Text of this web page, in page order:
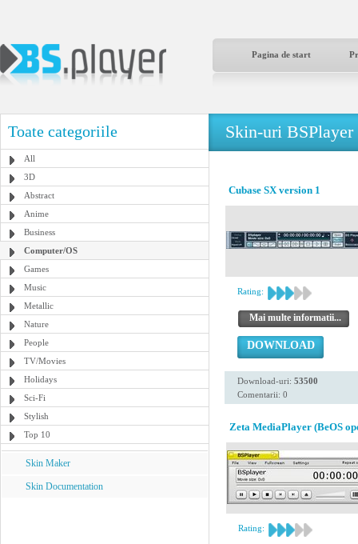
Pagina de start
Toate categoriile
All
3D
Abstract
Anime
Business
Computer/OS
Games
Music
Metallic
Nature
People
TV/Movies
Holidays
Sci-Fi
Stylish
Top 10
Skin Maker
Skin Documentation
Skin-uri BSPlayer
Cubase SX version 1
Rating:
Mai multe informatii...
DOWNLOAD
Download-uri: 53500
Comentarii: 0
Zeta MediaPlayer (BeOS
Rating: